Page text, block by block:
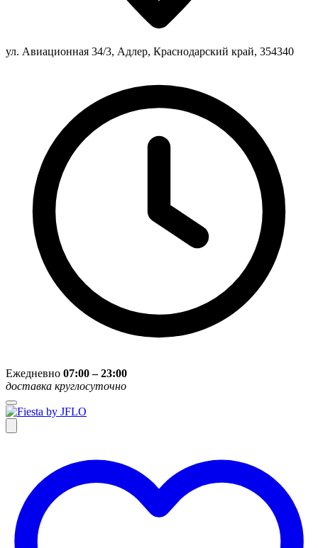
ул. Авиационная 34/3, Адлер, Краснодарский край, 354340
Ежедневно 07:00 – 23:00
доставка круглосуточно